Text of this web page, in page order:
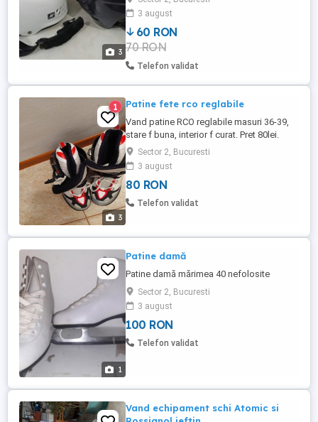
3
3 august
60 RON
70 RON
Telefon validat
3
1 Patine fete rco reglabile
Vand patine RCO reglabile masuri 36-39,
stare f buna, interior f curat. Pret 80lei.
Sector 2, Bucuresti
3 august
80 RON
Telefon validat
1
Patine damă
Patine damă mărimea 40 nefolosite
Sector 2, Bucuresti
3 august
100 RON
Telefon validat
Vand echipament schi Atomic si